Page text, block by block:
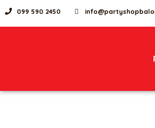
099 590 2450